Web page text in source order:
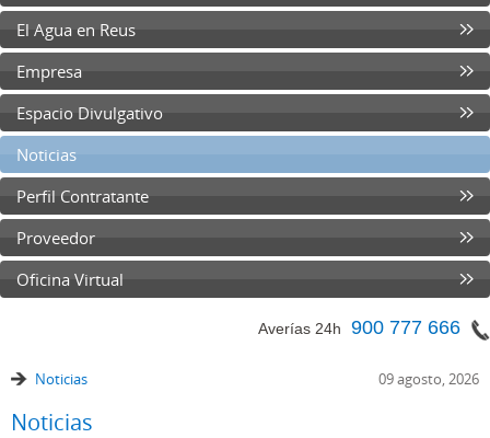
El Agua en Reus
Empresa
Espacio Divulgativo
Noticias
Perfil Contratante
Proveedor
Oficina Virtual
Averías 24h 900 777 666
09 agosto, 2026
Noticias
Noticias